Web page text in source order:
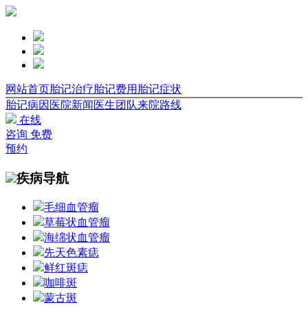
网站首页胎记治疗胎记费用 胎记症状
胎记病因 医院新闻 医生团队来院路线
在线
咨询 免费
预约
疾病导航
毛细血管瘤
草莓状血管瘤
海绵状血管瘤
先天色素痣
鲜红斑痣
咖啡斑
蒙古斑